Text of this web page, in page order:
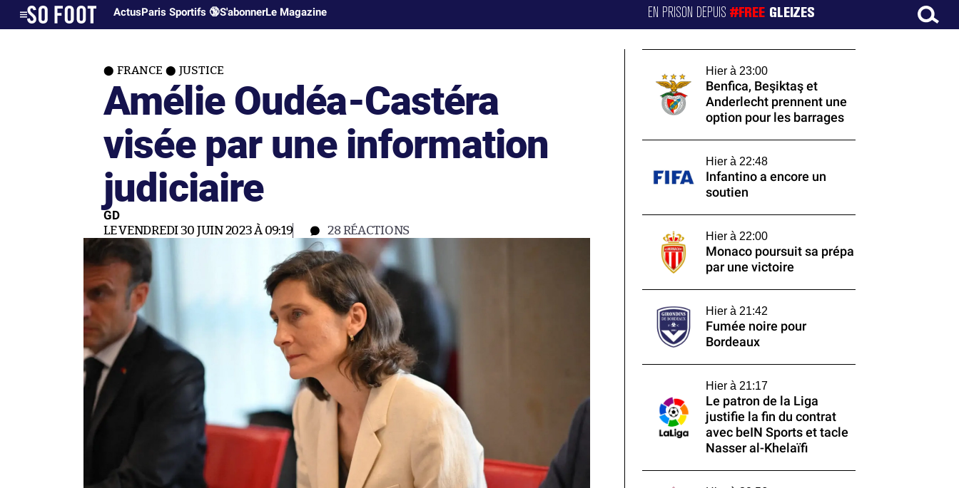
ActusParis Sportifs 🔞S'abonnerLe Magazine EN PRISON DEPUIS#FREE GLEIZES
FRANCE JUSTICE
Amélie Oudéa-Castéra
visée par une information
judiciaire
GD
LE VENDREDI 30 JUIN 2023 À 09:19 28RÉACTIONS
Hier à 23:00
Benfica, Beşiktaş et
Anderlecht prennent une
option pour les barrages
Hier à 22:48
Infantino a encore un
soutien
Hier à 22:00
Monaco poursuit sa prépa
par une victoire
Hier à 21:42
Fumée noire pour
Bordeaux
Hier à 21:17
Le patron de la Liga
justifie la fin du contrat
avec beIN Sports et tacle
Nasser al-Khelaïfi